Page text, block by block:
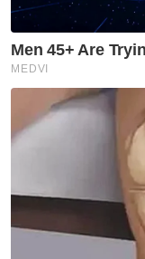
perlu bekerja
suaminya
tersebut.
Orang ramai
menyalurkan
Simpanan
Muat turun